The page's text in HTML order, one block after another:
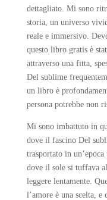
dettagliato. Mi sono
storia, un universo
reale e immersivo.
questo libro gratis è
attraverso una fitta,
Del sublime
un libro è
persona potrebbe non
Mi sono imbattuto in
dove il fascino Del
trasportato in
dove il sole si tuffava
leggere lentamente.
l’amore è una scelta, e